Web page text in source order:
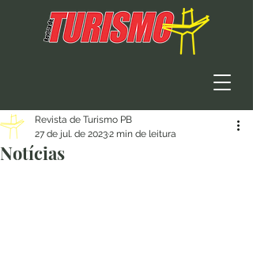
Notícias
Revista de Turismo PB
27 de jul. de 20232 min de leitura